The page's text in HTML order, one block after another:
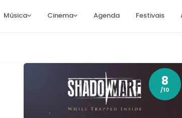
Música Cinema Agenda Festivais
8
/10